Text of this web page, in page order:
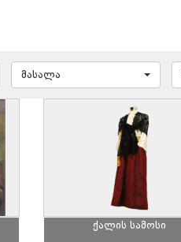
მასალა
ქალის სამოსი